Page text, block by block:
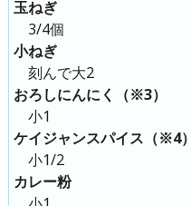
玉ねぎ
3/4個
小ねぎ
刻んで大2
おろしにんにく（※3）
小1
ケイジャンスパイス（※4）
小1/2
カレー粉